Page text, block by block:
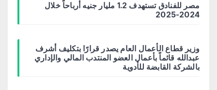
مصر للفنادق تستهدف 1.2 مليار جنيه أرباحاً خلال
2024-2025
وزير قطاع الأعمال العام يصدر قرارًا بتكليف أشرف
عبدالله قائماً بأعمال العضو المنتدب المالي والإداري
بالشركة القابضة للأدوية